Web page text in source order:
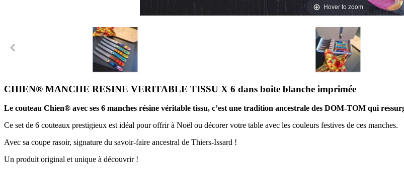
Hover to zoom
CHIEN® MANCHE RESINE VERITABLE TISSU X 6 dans boite blanche imprimée
Le couteau Chien® avec ses 6 manches résine véritable tissu, c’est une tradition ancestrale des DOM-TOM qui
Ce set de 6 couteaux prestigieux est idéal pour offrir à Noël ou décorer votre table avec les couleurs festives de ces manches.
Avec sa coupe rasoir, signature du savoir-faire ancestral de Thiers-Issard !
Un produit original et unique à découvrir !